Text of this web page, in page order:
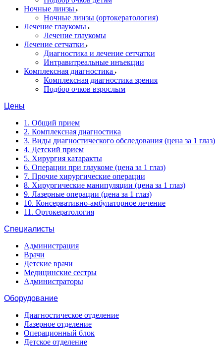
Ночные линзы
Ночные линзы (ортокератология)
Лечение глаукомы
Лечение глаукомы
Лечение сетчатки
Диагностика и лечение сетчатки
Интравитреальные инъекции
Комплексная диагностика
Комплексная диагностика зрения
Подбор очков взрослым
Цены
1. Общий прием
2. Комплексная диагностика
3. Виды диагностического обследования (цена за 1 глаз)
4. Детский прием
5. Хирургия катаракты
6. Операции при глаукоме (цена за 1 глаз)
7. Прочие хирургические операции
8. Хирургические манипуляции (цена за 1 глаз)
9. Лазерные операции (цена за 1 глаз)
10. Консервативно-амбулаторное лечение
11. Ортокератология
Специалисты
Администрация
Врачи
Детские врачи
Медицинские сестры
Администраторы
Оборудование
Диагностическое отделение
Лазерное отделение
Операционный блок
Детское отделение